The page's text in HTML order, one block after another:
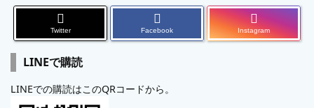
Twitter Facebook Instagram
LINEで購読
LINEでの購読はこのQRコードから。